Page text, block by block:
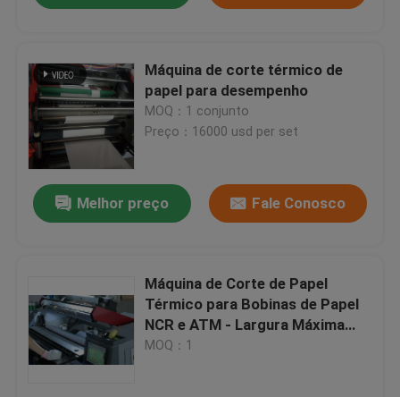
Máquina de corte térmico de
papel para desempenho
MOQ：1 conjunto
Preço：16000 usd per set
Melhor preço Fale Conosco
Máquina de Corte de Papel
Térmico para Bobinas de Papel
NCR e ATM - Largura Máxima
900mm
MOQ：1